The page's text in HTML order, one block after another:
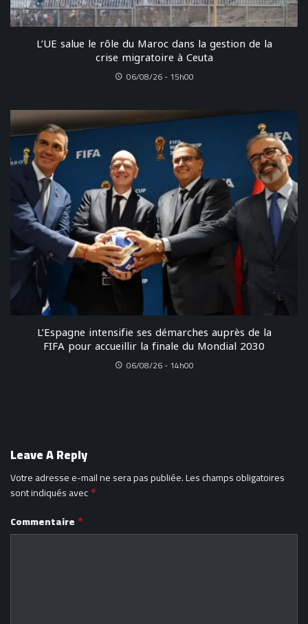
L’UE salue le rôle du Maroc dans la gestion de la
crise migratoire à Ceuta
06/08/26 - 15h00
L’Espagne intensifie ses démarches auprès de la
FIFA pour accueillir la finale du Mondial 2030
06/08/26 - 14h00
Leave A Reply
Votre adresse e-mail ne sera pas publiée.Les champs obligatoires
sont indiqués avec *
Commentaire *